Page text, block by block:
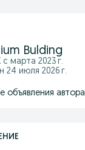
Bulding
с марта 2023 г.
24 июля 2026 г.
объявления автора